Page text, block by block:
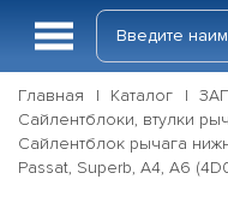
Главная Каталог
Сайлентблоки, втулки
Сайлентблок рычага
Passat, Superb, A4, A6